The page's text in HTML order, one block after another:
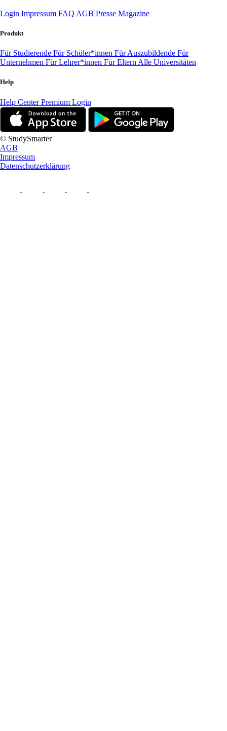
Login Impressum FAQ AGB Presse Magazine
Produkt
Für Studierende Für Schüler*innen Für Auszubildende Für
Unternehmen Für Lehrer*innen Für Eltern Alle Universitäten
Help
Help CenterPremium Login
© StudySmarter
AGB
Impressum
Datenschutzerklärung